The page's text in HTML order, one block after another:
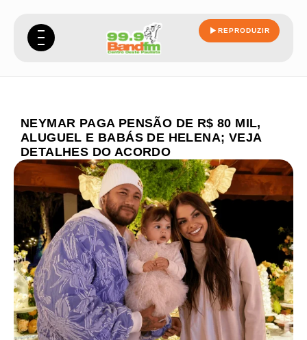
REPRODUZIR
NEYMAR PAGA PENSÃO DE R$ 80 MIL,
ALUGUEL E BABÁS DE HELENA; VEJA
DETALHES DO ACORDO